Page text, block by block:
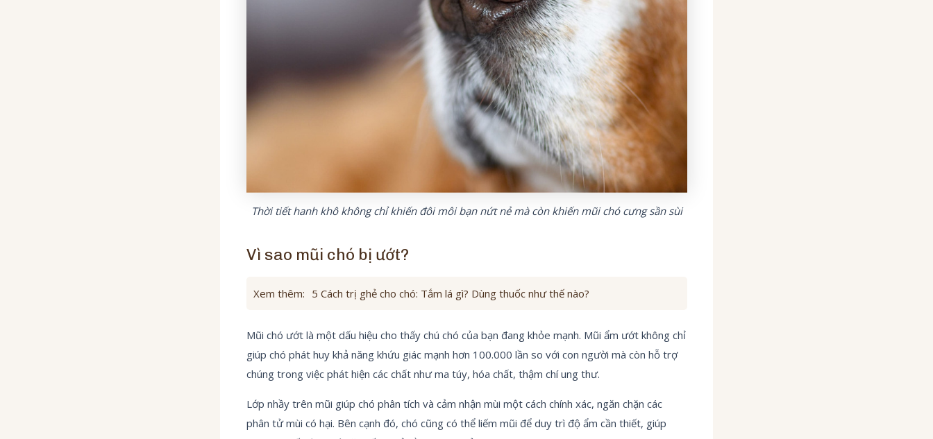
Thời tiết hanh khô không chỉ khiến đôi môi bạn nứt nẻ mà còn khiến mũi chó cưng sần sùi
Vì sao mũi chó bị ướt?
Xem thêm: 5 Cách trị ghẻ cho chó: Tắm lá gì? Dùng thuốc như thế nào?
Mũi chó ướt là một dấu hiệu cho thấy chú chó của bạn đang khỏe mạnh. Mũi ẩm ướt không chỉ
giúp chó phát huy khả năng khứu giác mạnh hơn 100.000 lần so với con người mà còn hỗ trợ
chúng trong việc phát hiện các chất như ma túy, hóa chất, thậm chí ung thư.
Lớp nhầy trên mũi giúp chó phân tích và cảm nhận mùi một cách chính xác, ngăn chặn các
phân tử mùi có hại. Bên cạnh đó, chó cũng có thể liếm mũi để duy trì độ ẩm cần thiết, giúp